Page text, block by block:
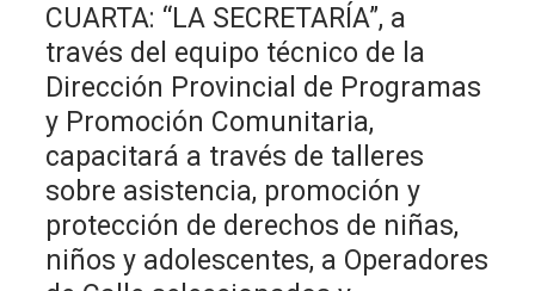
CUARTA: “LA SECRETARÍA”, a
través del equipo técnico de la
Dirección Provincial de Programas
y Promoción Comunitaria,
capacitará a través de talleres
sobre asistencia, promoción y
protección de derechos de niñas,
niños y adolescentes, a Operadores